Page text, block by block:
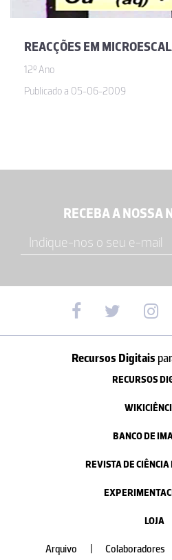
REACÇÕES EM
12º Ano
Publicado a 05-06-2009
RECEBA A NOSSA
Recursos Digitais
RECURSOS
BANCO DE
REVISTA DE
LOJA
Arquivo Colaboradores